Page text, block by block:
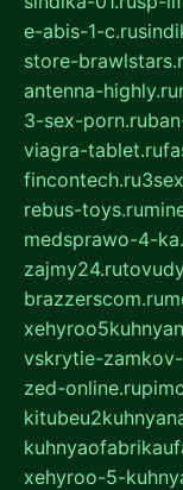
e-abis-1-c.ru
store-
antenna-highly.ru
3-sex-porn.ru
viagra-tablet.ru
fincontech.ru
rebus-toys.ru
medsprawo-4-
zajmy24.ru
brazzerscom.ru
vskrytie-
zed-online.ru
xehyroo-5-